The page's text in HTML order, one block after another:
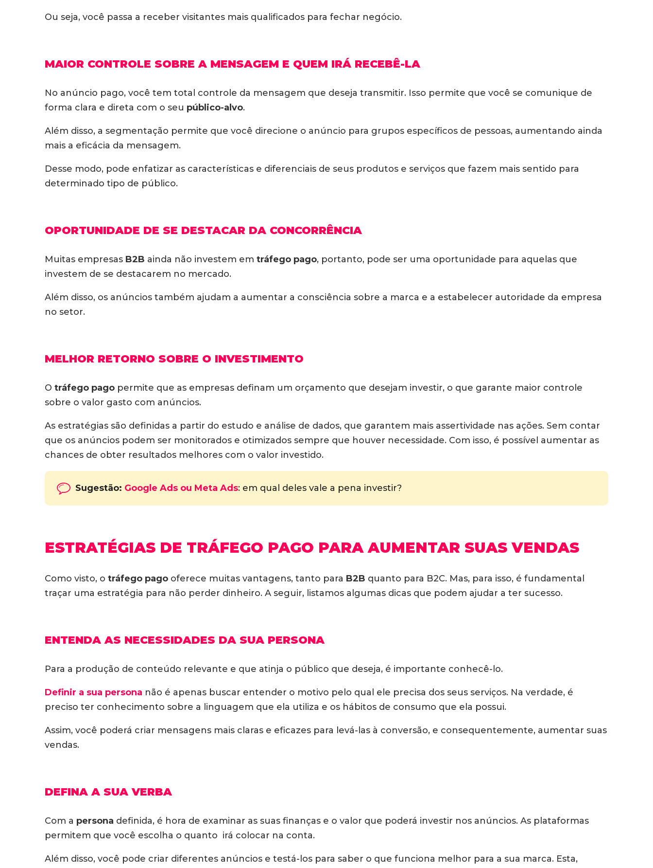
Ou seja, você passa a receber visitantes mais qualificados para fechar negócio.
MAIOR CONTROLE SOBRE A MENSAGEM E QUEM IRÁ RECEBÊ-LA
No anúncio pago, você tem total controle da mensagem que deseja transmitir. Isso permite que você se comunique de
forma clara e direta com o seu público-alvo.
Além disso, a segmentação permite que você direcione o anúncio para grupos específicos de pessoas, aumentando ainda
mais a eficácia da mensagem.
Desse modo, pode enfatizar as características e diferenciais de seus produtos e serviços que fazem mais sentido para
determinado tipo de público.
OPORTUNIDADE DE SE DESTACAR DA CONCORRÊNCIA
Muitas empresas B2B ainda não investem em tráfego pago, portanto, pode ser uma oportunidade para aquelas que
investem de se destacarem no mercado.
Além disso, os anúncios também ajudam a aumentar a consciência sobre a marca e a estabelecer autoridade da empresa
no setor.
MELHOR RETORNO SOBRE O INVESTIMENTO
O tráfego pago permite que as empresas definam um orçamento que desejam investir, o que garante maior controle
sobre o valor gasto com anúncios.
As estratégias são definidas a partir do estudo e análise de dados, que garantem mais assertividade nas ações. Sem contar
que os anúncios podem ser monitorados e otimizados sempre que houver necessidade. Com isso, é possível aumentar as
chances de obter resultados melhores com o valor investido.
Sugestão: Google Ads ou Meta Ads: em qual deles vale a pena investir?
ESTRATÉGIAS DE TRÁFEGO PAGO PARA AUMENTAR SUAS VENDAS
Como visto, o tráfego pago oferece muitas vantagens, tanto para B2B quanto para B2C. Mas, para isso, é fundamental
traçar uma estratégia para não perder dinheiro. A seguir, listamos algumas dicas que podem ajudar a ter sucesso.
ENTENDA AS NECESSIDADES DA SUA PERSONA
Para a produção de conteúdo relevante e que atinja o público que deseja, é importante conhecê-lo.
Definir a sua persona não é apenas buscar entender o motivo pelo qual ele precisa dos seus serviços. Na verdade, é
preciso ter conhecimento sobre a linguagem que ela utiliza e os hábitos de consumo que ela possui.
Assim, você poderá criar mensagens mais claras e eficazes para levá-las à conversão, e consequentemente, aumentar suas
vendas.
DEFINA A SUA VERBA
Com a persona definida, é hora de examinar as suas finanças e o valor que poderá investir nos anúncios. As plataformas
permitem que você escolha o quanto irá colocar na conta.
Além disso, você pode criar diferentes anúncios e testá-los para saber o que funciona melhor para a sua marca. Esta,